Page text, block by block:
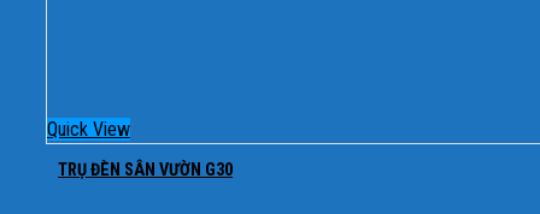
Quick View
TRỤ ĐÈN SÂN VƯỜN G30